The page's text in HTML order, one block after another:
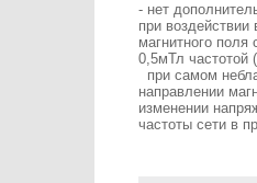
- нет
при воздействии
магнитного поля
0,5мТл частотой
при самом
направлении
изменении
частоты сети в